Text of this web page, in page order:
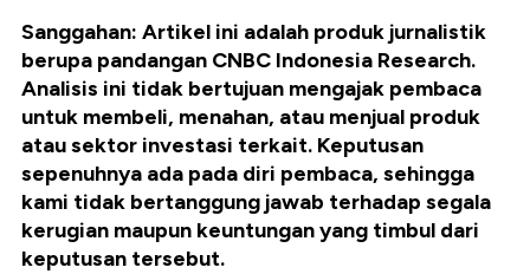
Sanggahan: Artikel ini adalah produk jurnalistik
berupa pandangan CNBC Indonesia Research.
Analisis ini tidak bertujuan mengajak pembaca
untuk membeli, menahan, atau menjual produk
atau sektor investasi terkait. Keputusan
sepenuhnya ada pada diri pembaca, sehingga
kami tidak bertanggung jawab terhadap segala
kerugian maupun keuntungan yang timbul dari
keputusan tersebut.